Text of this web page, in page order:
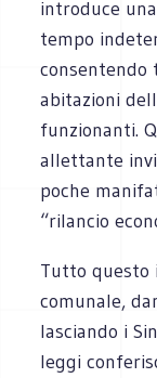
introduce
tempo
abitazioni
funzionanti.
allettante
poche
“rilancio
Tutto questo
comunale,
lasciando i
leggi